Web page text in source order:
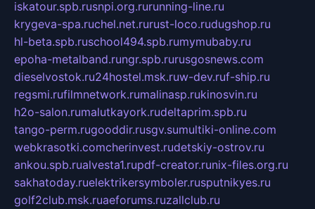
iskatour.spb.rusnpi.org.rurunning-line.ru
krygeva-spa.ruchel.net.rurust-loco.rudugshop.ru
hl-beta.spb.ruschool494.spb.rumymubaby.ru
epoha-metalband.rungr.spb.rurusgosnews.com
dieselvostok.ru24hostel.msk.ruw-dev.ruf-ship.ru
regsmi.rufilmnetwork.rumalinasp.rukinosvin.ru
h2o-salon.rumalutkayork.rudeltaprim.spb.ru
tango-perm.rugooddir.rusgv.sumultiki-online.com
webkrasotki.comcherinvest.rudetskiy-ostrov.ru
ankou.spb.rualvesta1.rupdf-creator.runix-files.org.ru
sakhatoday.ruelektrikersymboler.rusputnikyes.ru
golf2club.msk.ruaeforums.ruzallclub.ru